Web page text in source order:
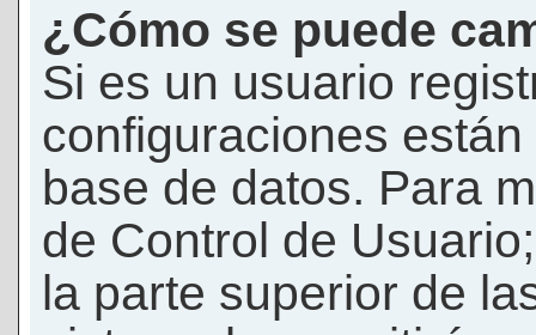
¿Cómo se puede
Si es un usuario
configuraciones
base de datos. Para
de Control de
la parte superior de